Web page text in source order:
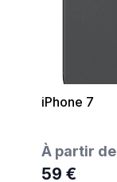
iPhone 7
À partir de
59 €